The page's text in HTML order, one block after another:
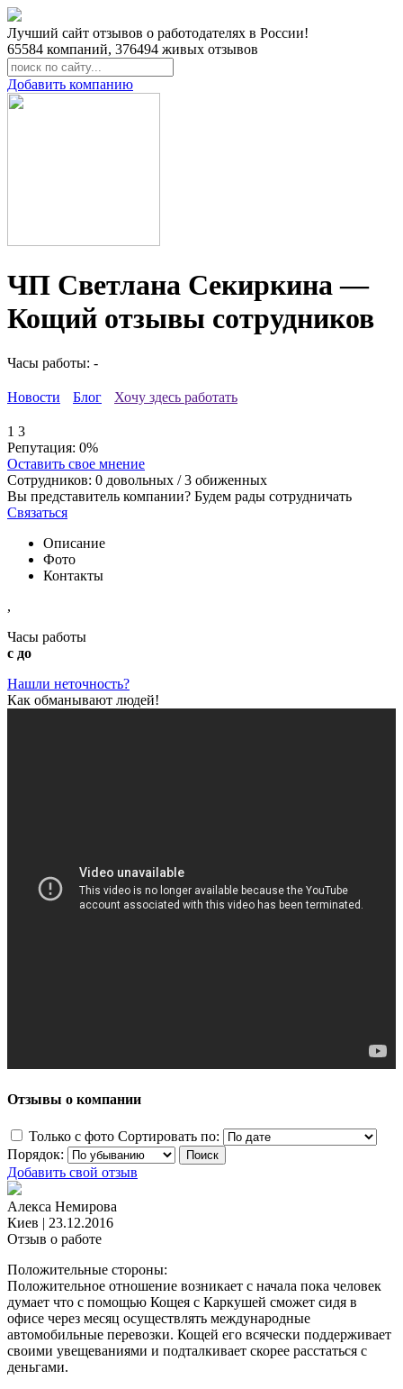
Лучший сайт отзывов о работодателях в России!
65584 компаний, 376494 живых отзывов
Добавить компанию
ЧП Светлана Секиркина —
Кощий отзывы сотрудников
Часы работы: -
Новости Блог Хочу здесь работать
1 3
Репутация: 0%
Оставить свое мнение
Сотрудников: 0 довольных /3 обиженных
Вы представитель компании? Будем рады сотрудничать
Связаться
Описание
Фото
Контакты
,
Часы работы
с до
Нашли неточность?
Как обманывают людей!
Отзывы о компании
Только с фото Сортировать по:
Порядок:
Добавить свой отзыв
Алекса Немирова
Киев | 23.12.2016
Отзыв о работе
Положительные стороны:
Положительное отношение возникает с начала пока человек
думает что с помощью Кощея с Каркушей сможет сидя в
офисе через месяц осуществлять международные
автомобильные перевозки. Кощей его всячески поддерживает
своими увещеваниями и подталкивает скорее расстаться с
деньгами.